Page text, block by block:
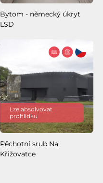
Bytom - německý úkryt
LSD
Lze absolvovat
prohlídku
Pěchotní srub Na
Křižovatce